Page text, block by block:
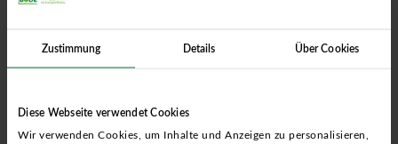
Zustimmung Details Über Cookies
Diese Webseite verwendet Cookies
Wir verwenden Cookies, um Inhalte und Anzeigen zu personalisieren,